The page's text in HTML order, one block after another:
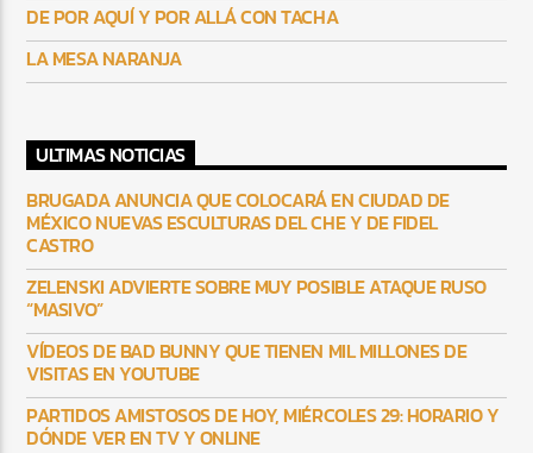
DE POR AQUÍ Y POR ALLÁ CON TACHA
LA MESA NARANJA
ULTIMAS NOTICIAS
BRUGADA ANUNCIA QUE COLOCARÁ EN CIUDAD DE
MÉXICO NUEVAS ESCULTURAS DEL CHE Y DE FIDEL
CASTRO
ZELENSKI ADVIERTE SOBRE MUY POSIBLE ATAQUE RUSO
“MASIVO”
VÍDEOS DE BAD BUNNY QUE TIENEN MIL MILLONES DE
VISITAS EN YOUTUBE
PARTIDOS AMISTOSOS DE HOY, MIÉRCOLES 29: HORARIO Y
DÓNDE VER EN TV Y ONLINE